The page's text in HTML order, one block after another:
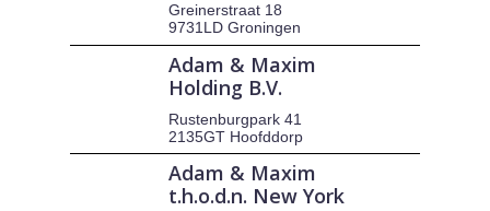
Greinerstraat 18
9731LD Groningen
Adam & Maxim
Holding B.V.
Rustenburgpark 41
2135GT Hoofddorp
Adam & Maxim
t.h.o.d.n. New York